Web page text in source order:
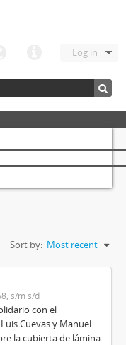
Log in
Sort by: Most recent
s/m s/d
con el
Cuevas y Manuel
la cubierta de lámina